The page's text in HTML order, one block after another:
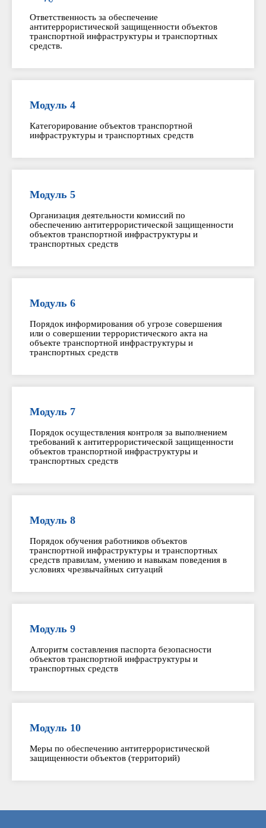
Ответственность за обеспечение
антитеррористической защищенности объектов
транспортной инфраструктуры и транспортных
средств.
Модуль 4
Категорирование объектов транспортной
инфраструктуры и транспортных средств
Модуль 5
Организация деятельности комиссий по
обеспечению антитеррористической защищенности
объектов транспортной инфраструктуры и
транспортных средств
Модуль 6
Порядок информирования об угрозе совершения
или о совершении террористического акта на
объекте транспортной инфраструктуры и
транспортных средств
Модуль 7
Порядок осуществления контроля за выполнением
требований к антитеррористической защищенности
объектов транспортной инфраструктуры и
транспортных средств
Модуль 8
Порядок обучения работников объектов
транспортной инфраструктуры и транспортных
средств правилам, умению и навыкам поведения в
условиях чрезвычайных ситуаций
Модуль 9
Алгоритм составления паспорта безопасности
объектов транспортной инфраструктуры и
транспортных средств
Модуль 10
Меры по обеспечению антитеррористической
защищенности объектов (территорий)